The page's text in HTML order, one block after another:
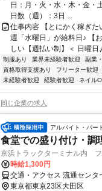
日：月・火・水・木・金・
日数（週）：3日 ...
仕事内容 【とにかく稼ぎ
週「水曜日」が給料日♪ 【
しい【週払い制】＜ 日曜
制服あり 業界未経験者歓迎 副業
資格取得支援あり
フリーター歓迎
未経験者歓迎
経験者歓迎 ネイル
同じ企業の求人
アルバイト・パー
食堂での盛り付け・調
京浜トラックターミナル内
時給1,300円
交通・アクセス 流通センタ
東京都東京23区大田区